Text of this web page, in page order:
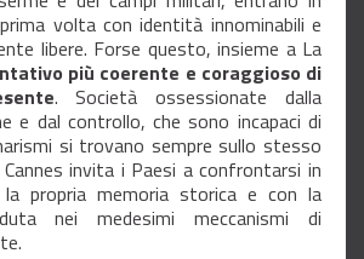
volta con identità innominabili e
libere. Forse questo, insieme a La
più coerente e coraggioso di
. Società ossessionate dalla
e dal controllo, che sono incapaci di
si trovano sempre sullo stesso
invita i Paesi a confrontarsi in
propria memoria storica e con la
nei medesimi meccanismi di